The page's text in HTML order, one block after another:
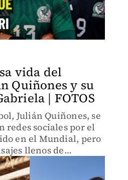
vida del
Quiñones y su
| FOTOS
Julián Quiñones, se
redes sociales por el
en el Mundial, pero
llenos de
muchos
es su vida privada.